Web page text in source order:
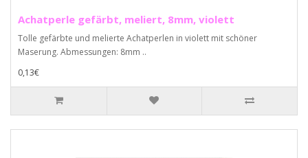
Achatperle gefärbt, meliert, 8mm, violett
Tolle gefärbte und melierte Achatperlen in violett mit schöner
Maserung. Abmessungen: 8mm ..
0,13€